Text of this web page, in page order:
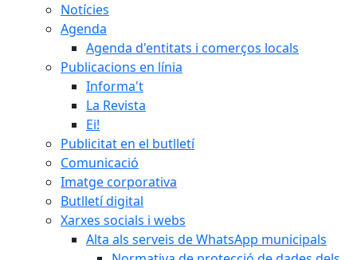
Notícies
Agenda
Agenda d'entitats i comerços locals
Publicacions en línia
Informa't
La Revista
Ei!
Publicitat en el butlletí
Comunicació
Imatge corporativa
Butlletí digital
Xarxes socials i webs
Alta als serveis de WhatsApp municipals